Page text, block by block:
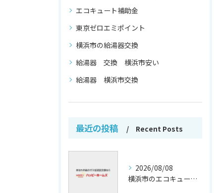
エコキュート補助金
東京ゼロエミポイント
横浜市の給湯器交換
給湯器 交換 横浜市安い
給湯器 横浜市交換
最近の投稿 Recent Posts
2026/08/08
横浜市のエコキュート補助金活用法